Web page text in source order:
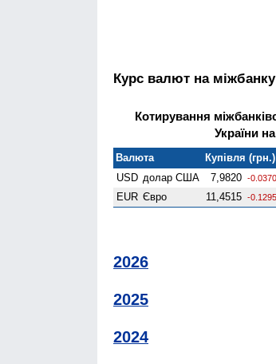
Курс валют на міжбанку
Котирування
України
Валюта Купівля (грн.)
USD долар США 7,9820 -0.0370
EUR Євро 11,4515 -0.1295
2026
2025
2024